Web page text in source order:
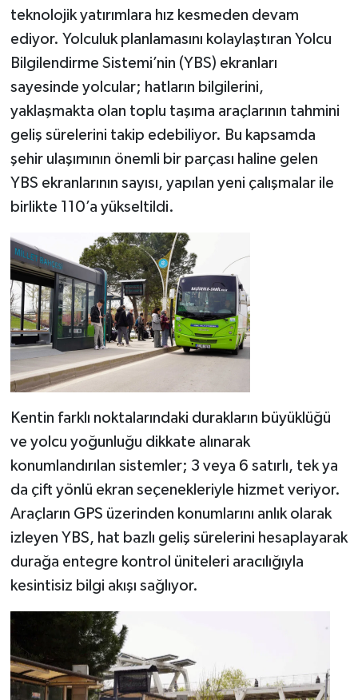
teknolojik yatırımlara hız kesmeden devam
ediyor. Yolculuk planlamasını kolaylaştıran Yolcu
Bilgilendirme Sistemi’nin (YBS) ekranları
sayesinde yolcular; hatların bilgilerini,
yaklaşmakta olan toplu taşıma araçlarının tahmini
geliş sürelerini takip edebiliyor. Bu kapsamda
şehir ulaşımının önemli bir parçası haline gelen
YBS ekranlarının sayısı, yapılan yeni çalışmalar ile
birlikte 110’a yükseltildi.
Kentin farklı noktalarındaki durakların büyüklüğü
ve yolcu yoğunluğu dikkate alınarak
konumlandırılan sistemler; 3 veya 6 satırlı, tek ya
da çift yönlü ekran seçenekleriyle hizmet veriyor.
Araçların GPS üzerinden konumlarını anlık olarak
izleyen YBS, hat bazlı geliş sürelerini hesaplayarak
durağa entegre kontrol üniteleri aracılığıyla
kesintisiz bilgi akışı sağlıyor.